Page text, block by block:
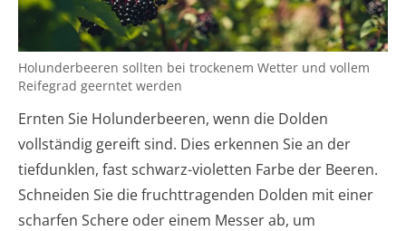
Holunderbeeren sollten bei trockenem Wetter und vollem
Reifegrad geerntet werden
Ernten Sie Holunderbeeren, wenn die Dolden
vollständig gereift sind. Dies erkennen Sie an der
tiefdunklen, fast schwarz-violetten Farbe der Beeren.
Schneiden Sie die fruchttragenden Dolden mit einer
scharfen Schere oder einem Messer ab, um